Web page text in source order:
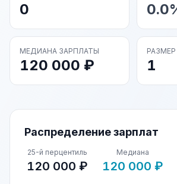
0
МЕДИАНА ЗАРПЛАТЫ
120 000 ₽ 1
Распределение зарплат
25-й перцентиль
120 000 ₽
Медиана
120 000 ₽